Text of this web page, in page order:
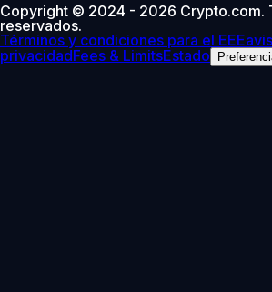
Copyright © 2024 - 2026 Crypto.com.
reservados.
Términos y condiciones para el EEE
privacidadFees & LimitsEstado